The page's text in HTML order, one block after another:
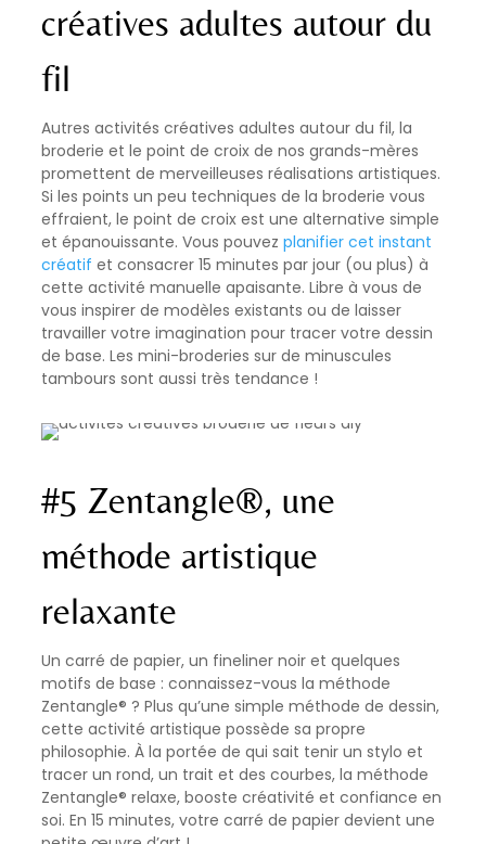
créatives adultes autour du
fil
Autres activités créatives adultes autour du fil, la
broderie et le point de croix de nos grands-mères
promettent de merveilleuses réalisations artistiques.
Si les points un peu techniques de la broderie vous
effraient, le point de croix est une alternative simple
et épanouissante. Vous pouvez planifier cet instant
créatif et consacrer 15 minutes par jour (ou plus) à
cette activité manuelle apaisante. Libre à vous de
vous inspirer de modèles existants ou de laisser
travailler votre imagination pour tracer votre dessin
de base. Les mini-broderies sur de minuscules
tambours sont aussi très tendance !
#5 Zentangle®, une
méthode artistique
relaxante
Un carré de papier, un fineliner noir et quelques
motifs de base : connaissez-vous la méthode
Zentangle® ? Plus qu’une simple méthode de dessin,
cette activité artistique possède sa propre
philosophie. À la portée de qui sait tenir un stylo et
tracer un rond, un trait et des courbes,la méthode
Zentangle® relaxe, booste créativité et confiance en
soi. En 15 minutes, votre carré de papier devient une